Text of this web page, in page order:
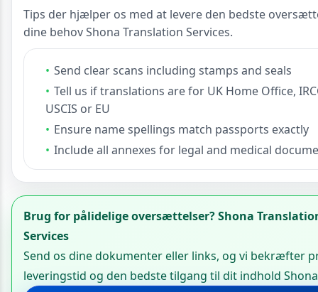
Tips der hjælper os med at levere den bedste
dine behov Shona Translation Services.
Send clear scans including stamps and seals
Tell us if translations are for UK Home Office,
USCIS or EU
Ensure name spellings match passports exactly
Include all annexes for legal and medical
Brug for pålidelige oversættelser? Shona
Services
Send os dine dokumenter eller links, og vi bekræfter
leveringstid og den bedste tilgang til dit indhold